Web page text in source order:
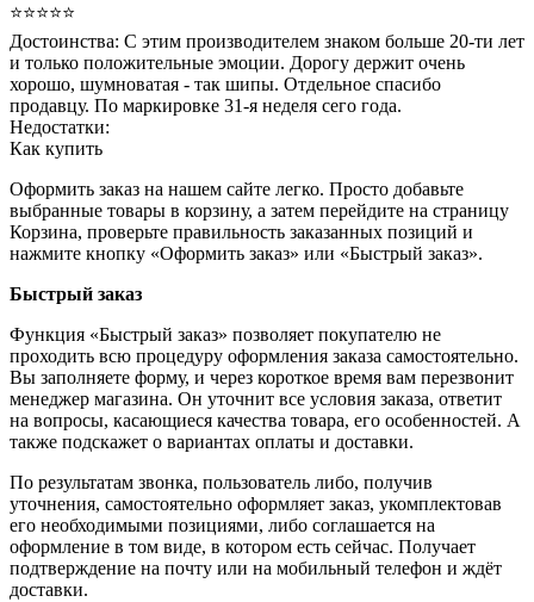
⭐⭐⭐⭐⭐
Достоинства: С этим производителем знаком больше 20-ти лет
и только положительные эмоции. Дорогу держит очень
хорошо, шумноватая - так шипы. Отдельное спасибо
продавцу. По маркировке 31-я неделя сего года.
Недостатки:
Как купить
Оформить заказ на нашем сайте легко. Просто добавьте
выбранные товары в корзину, а затем перейдите на страницу
Корзина, проверьте правильность заказанных позиций и
нажмите кнопку «Оформить заказ» или «Быстрый заказ».
Быстрый заказ
Функция «Быстрый заказ» позволяет покупателю не
проходить всю процедуру оформления заказа самостоятельно.
Вы заполняете форму, и через короткое время вам перезвонит
менеджер магазина. Он уточнит все условия заказа, ответит
на вопросы, касающиеся качества товара, его особенностей. А
также подскажет о вариантах оплаты и доставки.
По результатам звонка, пользователь либо, получив
уточнения, самостоятельно оформляет заказ, укомплектовав
его необходимыми позициями, либо соглашается на
оформление в том виде, в котором есть сейчас. Получает
подтверждение на почту или на мобильный телефон и ждёт
доставки.